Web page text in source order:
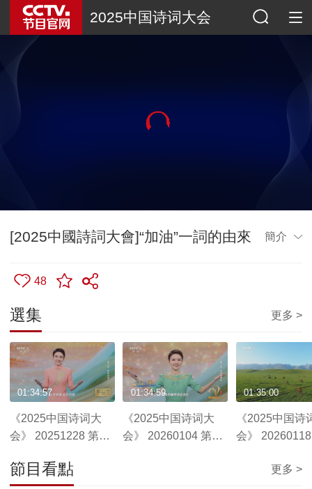
2025中国诗词大会
[2025中國詩詞大會]“加油”一詞的由來 簡介
48
選集 更多 >
《2025中国诗词大
会》 20251228 第一
01:34:57
《2025中国诗词大
会》 20260104 第二
01:34:59
《2025中国诗
会》
01:35:00
節目看點 更多 >